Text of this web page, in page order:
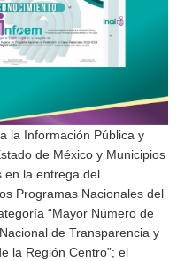
la Información Pública y
de México y Municipios
en la entrega del
Programas Nacionales del
“Mayor Número de
de Transparencia y
la Región Centro”; el